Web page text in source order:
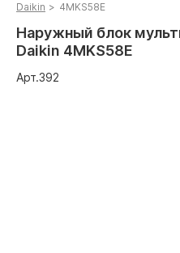
Daikin > 4MKS58E
Наружный блок
Daikin 4MKS58E
Арт.392